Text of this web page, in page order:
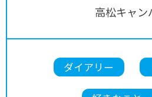
高松キャン
ダイアリー